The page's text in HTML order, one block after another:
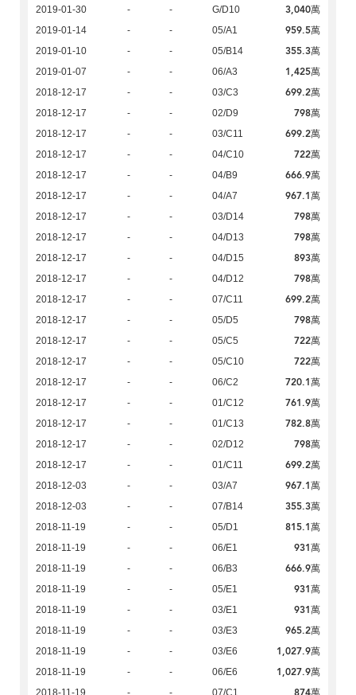
2019-01-30 - - G/D10 3,040萬
2019-01-14 - - 05/A1 959.5萬
2019-01-10 - - 05/B14 355.3萬
2019-01-07 - - 06/A3 1,425萬
2018-12-17 - - 03/C3 699.2萬
2018-12-17 - - 02/D9 798萬
2018-12-17 - - 03/C11 699.2萬
2018-12-17 - - 04/C10 722萬
2018-12-17 - - 04/B9 666.9萬
2018-12-17 - - 04/A7 967.1萬
2018-12-17 - - 03/D14 798萬
2018-12-17 - - 04/D13 798萬
2018-12-17 - - 04/D15 893萬
2018-12-17 - - 04/D12 798萬
2018-12-17 - - 07/C11 699.2萬
2018-12-17 - - 05/D5 798萬
2018-12-17 - - 05/C5 722萬
2018-12-17 - - 05/C10 722萬
2018-12-17 - - 06/C2 720.1萬
2018-12-17 - - 01/C12 761.9萬
2018-12-17 - - 01/C13 782.8萬
2018-12-17 - - 02/D12 798萬
2018-12-17 - - 01/C11 699.2萬
2018-12-03 - - 03/A7 967.1萬
2018-12-03 - - 07/B14 355.3萬
2018-11-19 - - 05/D1 815.1萬
2018-11-19 - - 06/E1 931萬
2018-11-19 - - 06/B3 666.9萬
2018-11-19 - - 05/E1 931萬
2018-11-19 - - 03/E1 931萬
2018-11-19 - - 03/E3 965.2萬
2018-11-19 - - 03/E6 1,027.9萬
2018-11-19 - - 06/E6 1,027.9萬